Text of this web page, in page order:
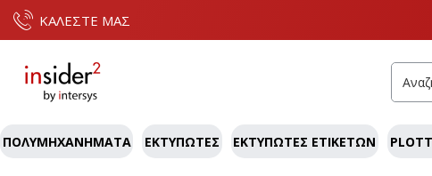
ΚΑΛΕΣΤΕ ΜΑΣ
ΠΟΛΥΜΗΧΑΝΉΜΑΤΑ ΕΚΤΥΠΩΤΈΣ ΕΚΤΥΠΩΤΈΣ ΕΤΙΚΕΤΏΝ